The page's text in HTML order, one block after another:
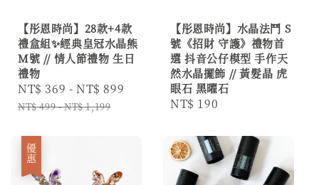
【彤恩時尚】28款+4款
禮盒組✨經典皇冠水晶熊
M號 // 情人節禮物 生日
禮物
Sale
price
NT$ 369 -NT$ 899
Regular
NT$ 499-NT$ 1,199
【彤恩時尚】水晶法鬥 S
號《招財 守護》禮物首
選 抖音公仔模型 手作天
然水晶擺飾 // 黃髮晶 虎
眼石 黑曜石
Regular
NT$ 190
優惠